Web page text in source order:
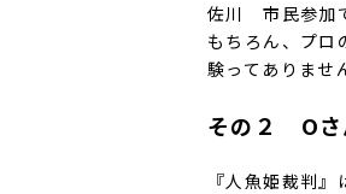
佐川 市民参加
もちろん、プロ
験ってありませ
その２ Oさ
『人魚姫裁判